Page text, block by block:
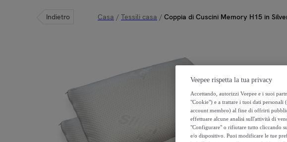
Indietro Casa / Tessili casa / Coppia di Cuscini Memory H15 in
Veepee rispetta la tua privacy
Accettando, autorizzi Veepee e i suoi
"Cookie") e a trattare i tuoi dati
account membro) al fine di offrirti
effettuare alcune analisi sull'attività di
"Configurare" o rifiutare tutto cliccando
e/o dispositivo. Puoi modificare le tue